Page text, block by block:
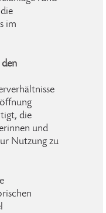
im
die
und
Nutzung zu